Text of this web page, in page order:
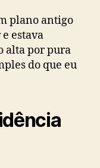
plano antigo
estava
alta por pura
do que eu